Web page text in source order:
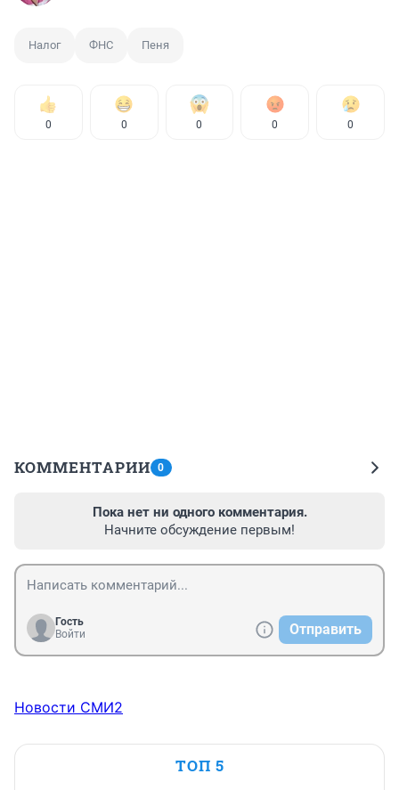
Налог ФНС Пеня
0 0 0 0 0
КОММЕНТАРИИ 0
Пока нет ни одного комментария.
Начните обсуждение первым!
Гость
Войти
Отправить
Новости СМИ2
ТОП 5